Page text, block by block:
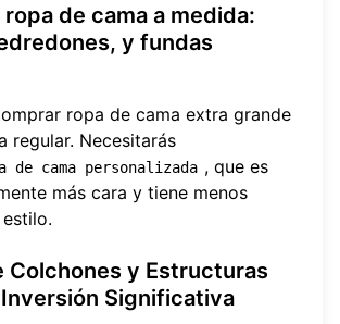
de cama a medida:
y fundas
ropa de cama extra grande
regular. Necesitarás
de cama personalizada , que es
más cara y tiene menos
Colchones y Estructuras
Significativa